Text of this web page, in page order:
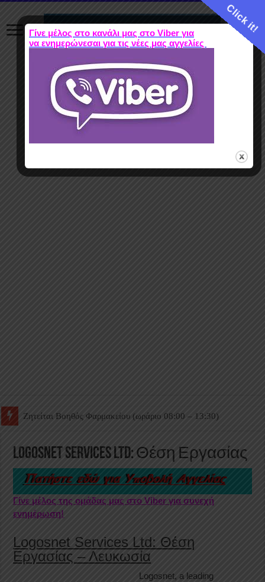
Ζητείται Βοηθός Θαλάμου
Logosnet Services Ltd: Θέση Εργασίας
Γίνε μέλος της ομάδας μας στο Viber για συνεχή
ενημέρωση!
Logosnet Services Ltd: Θέση
Εργασίας – Λευκωσία
Logosnet, a leading
Click it!
Γίνε μέλος στο κανάλι μας στο Viber για
να ενημερώνεσαι για τις νέες μας αγγελίες